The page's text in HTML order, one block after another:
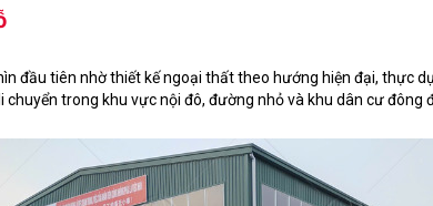
đầu tiên nhờ thiết kế ngoại thất theo hướng hiện đại, thực
trong khu vực nội đô, đường nhỏ và khu dân cư đông